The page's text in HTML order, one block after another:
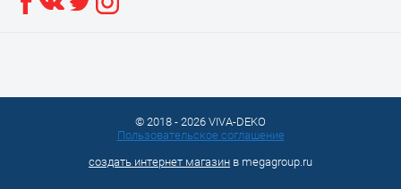
© 2018 - 2026 VIVA-DEKO
Пользовательское соглашение
создать интернет магазин в megagroup.ru